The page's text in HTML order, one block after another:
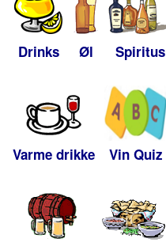
Drinks Øl Spiritus
Varme drikke Vin Quiz